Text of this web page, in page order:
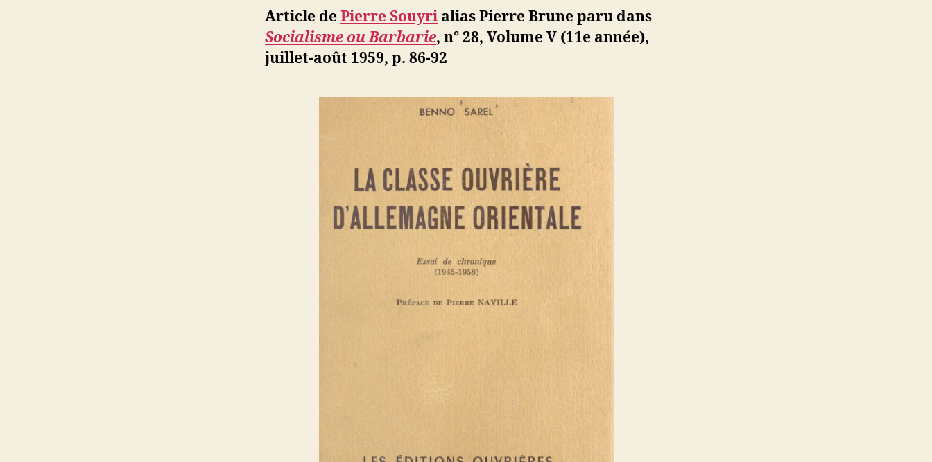
b
classe
ouvrière
Article dePierre Souyri alias Pierre Brune paru dans
Socialisme ou Barbarie, n° 28, Volume V (11e année),
juillet-août 1959, p. 86-92